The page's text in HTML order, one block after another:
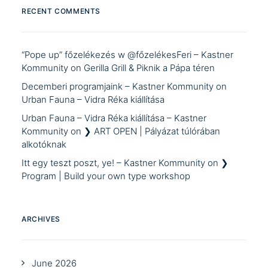
RECENT COMMENTS
“Pope up” főzelékezés w @főzelékesFeri – Kastner
Kommunity on Gerilla Grill & Piknik a Pápa téren
Decemberi programjaink – Kastner Kommunity on
Urban Fauna – Vidra Réka kiállítása
Urban Fauna – Vidra Réka kiállítása – Kastner
Kommunity on ❯ ART OPEN | Pályázat túlórában
alkotóknak
Itt egy teszt poszt, ye! – Kastner Kommunity on ❯
Program | Build your own type workshop
ARCHIVES
June 2026